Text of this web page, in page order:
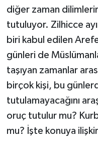
diğer zaman
tutuluyor. Zilhicce
biri kabul edilen
günleri de
taşıyan zamanlar
birçok kişi, bu
tutulamayacağını
oruç tutulur mu?
mu? İşte konuya
Tarihi Yapılarımız
Teknoloji
Yerel
İletişim